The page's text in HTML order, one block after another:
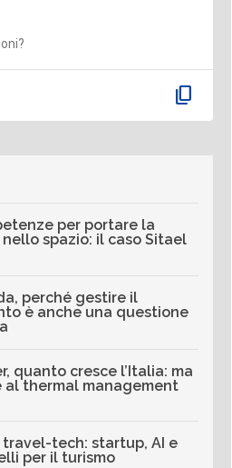
content_copy
per portare la
spazio: il caso Sitael
perché gestire il
è anche una questione
quanto cresce l’Italia: ma
thermal management
travel-tech: startup, AI e
per il turismo